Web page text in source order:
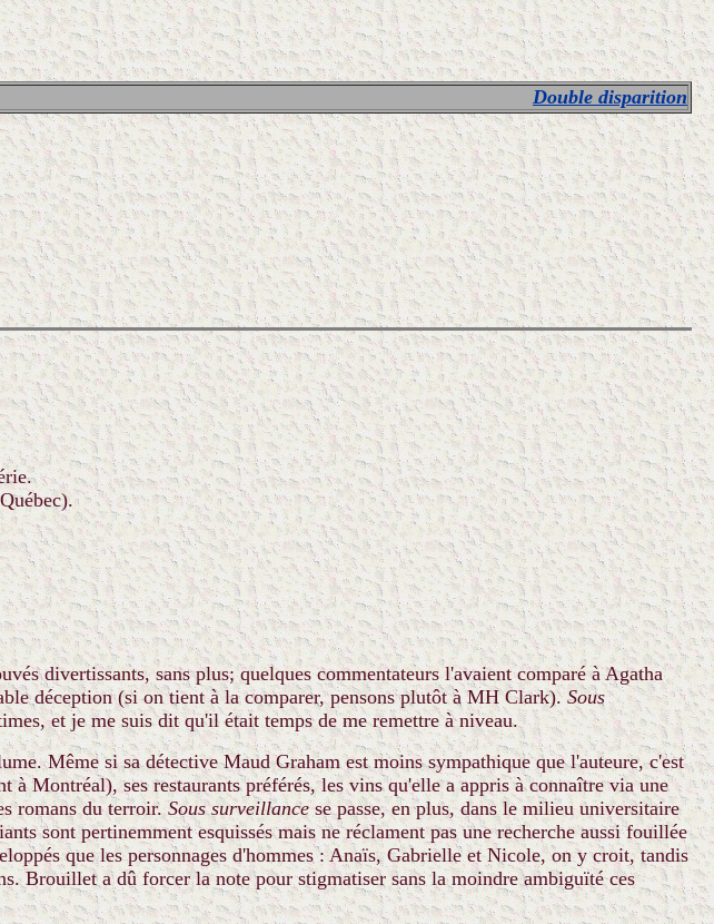
Double disparition
divertissants, sans plus; quelques commentateurs l'avaient comparé à Agatha
déception (si on tient à la comparer, pensons plutôt à MH Clark).Sous
et je me suis dit qu'il était temps de me remettre à niveau.
Même si sa détective Maud Graham est moins sympathique que l'auteure, c'est
Montréal), ses restaurants préférés, les vins qu'elle a appris à connaître via une
romans du terroir.Sous surveillancese passe, en plus, dans le milieu universitaire
sont pertinemment esquissés mais ne réclament pas une recherche aussi fouillée
que les personnages d'hommes : Anaïs, Gabrielle et Nicole, on y croit, tandis
Brouillet a dû forcer la note pour stigmatiser sans la moindre ambiguïté ces